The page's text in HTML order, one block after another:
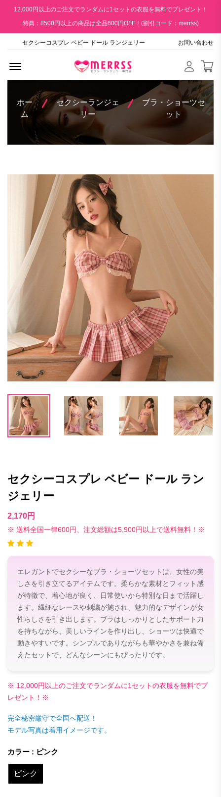
12,000円以上のご注文でランダムに1セットの衣服を無料でプレゼント！
特典：8500円以上の商品は全品600円OFF！(割引コード：merrss)
セクシーコスプレ ベビー ドール ランジェリー お問い合わせ
ホー
ム
セクシーランジェ
リー
ブラ・ショーツセ
ット
セクシーコスプレ ベビー ドール ラン
ジェリー
2,170円
※ 送料全国一律600円、注文総額は5,900円以上で送料無料！※
エレガントでセクシーなブラ・ショーツセットは、女性の美
しさを引き立てるアイテムです。柔らかな素材とフィット感
が特徴で、着心地が良く、日常使いから特別な日まで活躍し
ます。繊細なレースや刺繍が施され、魅力的なデザインが女
性らしさを引き出します。ブラはしっかりとしたサポート力
を持ちながら、美しいラインを作り出し、ショーツは快適で
動きやすいです。シンプルでありながらも華やかさを兼ね備
えたセットで、どんなシーンにもぴったりです。
※ 12,000円以上のご注文でランダムに1セットの衣服を無料でプ
レゼント！※
完全秘密厳守で全国へ配送！
モデル写真は着用イメージです。
カラー : ピンク
ピンク